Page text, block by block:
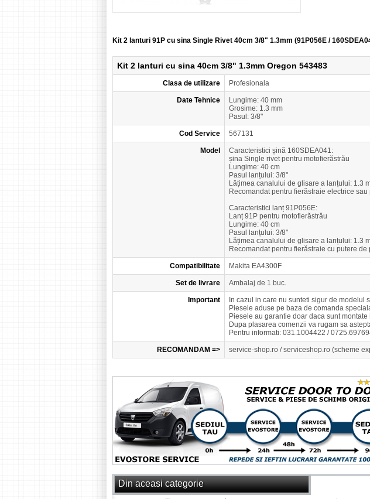
Kit 2 lanturi 91P cu sina Single Rivet 40cm 3/8" 1.3mm (91P056E /
Kit 2 lanturi cu sina 40cm 3/8" 1.3mm Oregon 543483
Clasa de utilizare Profesionala
Date Tehnice
Lungime: 40 mm
Grosime: 1.3 mm
Pasul: 3/8"
Cod Service 567131
Model
Caracteristici șină 160SDEA041:
șina Single rivet pentru motofierăstrău
Lungime: 40 cm
Pasul lanțului: 3/8"
Lățimea canalului de glisare a lanțului: 1.3
Recomandat pentru fierăstraie electrice
Caracteristici lanț 91P056E:
Lanț 91P pentru motofierăstrău
Lungime: 40 cm
Pasul lanțului: 3/8"
Lățimea canalului de glisare a lanțului: 1.3
Recomandat pentru fierăstraie cu putere de
Compatibilitate Makita EA4300F
Set de livrare Ambalaj de 1 buc.
Important
In cazul in care nu sunteti sigur de modelul
Piesele aduse pe baza de comanda
Piesele au garantie doar daca sunt
Dupa plasarea comenzii va rugam sa
Pentru informati: 031.1004422 /
RECOMANDAM => service-shop.ro / serviceshop.ro (scheme
Din aceasi categorie